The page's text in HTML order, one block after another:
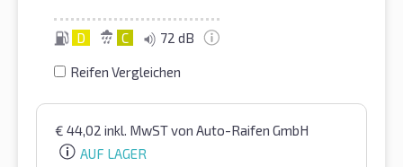
D C 72 dB
Reifen Vergleichen
€ 44,02 inkl. MwSTvon Auto-Raifen GmbH
AUF LAGER